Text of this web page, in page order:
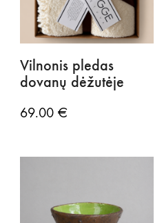
Vilnonis pledas
dovanų dėžutėje
69.00 €